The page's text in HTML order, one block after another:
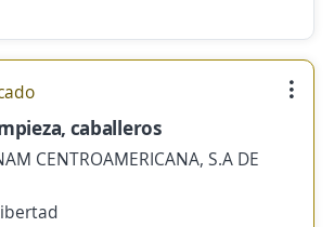
caballeros
CENTROAMERICANA, S.A DE